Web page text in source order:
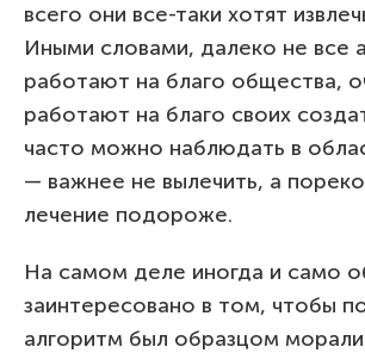
всего они все-таки хотят
Иными словами, далеко не все
работают на благо общества,
работают на благо своих
часто можно наблюдать в
— важнее не вылечить, а
лечение подороже.
На самом деле иногда и само
заинтересовано в том, чтобы
алгоритм был образцом